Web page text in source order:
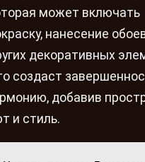
может включать
нанесение
декоративных
создаст
добавив
и стиль.